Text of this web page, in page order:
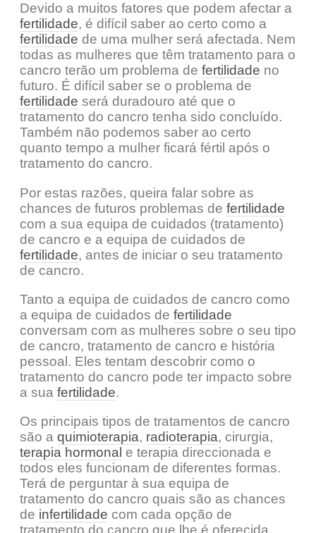
Devido a muitos fatores que podem afectar a
fertilidade, é difícil saber ao certo como a
fertilidade de uma mulher será afectada. Nem
todas as mulheres que têm tratamento para o
cancro terão um problema de fertilidade no
futuro. É difícil saber se o problema de
fertilidade será duradouro até que o
tratamento do cancro tenha sido concluído.
Também não podemos saber ao certo
quanto tempo a mulher ficará fértil após o
tratamento do cancro.
Por estas razões, queira falar sobre as
chances de futuros problemas de fertilidade
com a sua equipa de cuidados (tratamento)
de cancro e a equipa de cuidados de
fertilidade, antes de iniciar o seu tratamento
de cancro.
Tanto a equipa de cuidados de cancro como
a equipa de cuidados de fertilidade
conversam com as mulheres sobre o seu tipo
de cancro, tratamento de cancro e história
pessoal. Eles tentam descobrir como o
tratamento do cancro pode ter impacto sobre
a sua fertilidade.
Os principais tipos de tratamentos de cancro
são a quimioterapia, radioterapia, cirurgia,
terapia hormonal e terapia direccionada e
todos eles funcionam de diferentes formas.
Terá de perguntar à sua equipa de
tratamento do cancro quais são as chances
de infertilidade com cada opção de
tratamento do cancro que lhe é oferecida.